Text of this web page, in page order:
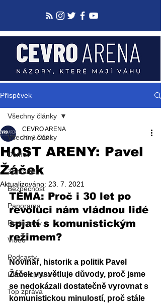
Příspěvek
Všechny články
Domov
Zahraničí
Bezpečnost
Panorama
Rozhovory
Video
Podcasty
Hlavní zpráva
Top zpráva
Všechny články
HOST ARENY: Pavel
Žáček
CEVRO ARENA
20. 5. 2021
Aktualizováno: 23. 7. 2021
TÉMA: Proč i 30 let po
revoluci nám vládnou lidé
spjatí s komunistickým
režimem?
Novinář, historik a politik Pavel
Žáček vysvětluje důvody, proč jsme
se nedokázali dostatečně vyrovnat s
komunistickou minulostí, proč stále